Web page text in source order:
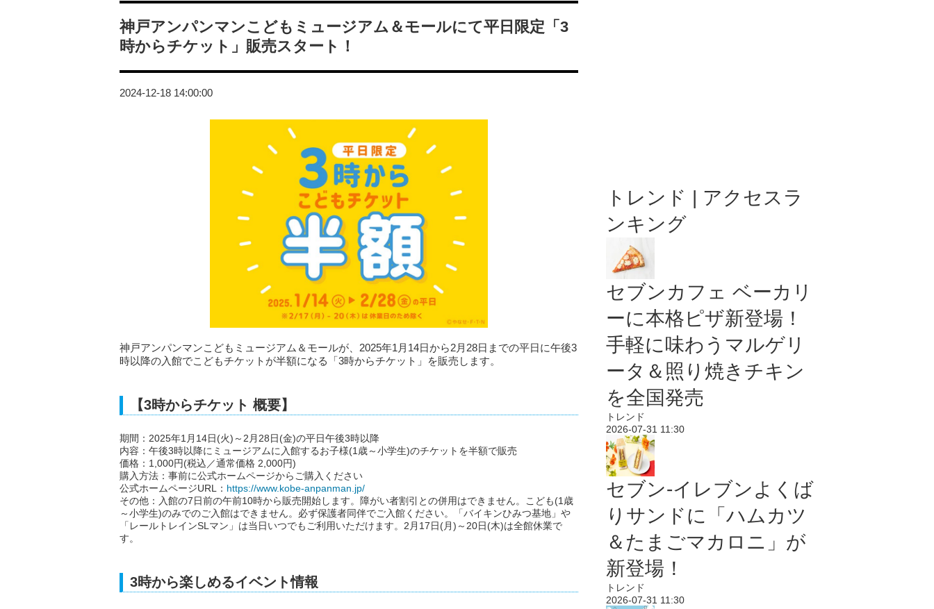
神戸アンパンマンこどもミュージアム＆モールにて平日限定「3
時からチケット」販売スタート！
2024-12-18 14:00:00
神戸アンパンマンこどもミュージアム＆モールが、2025年1月14日から2月28日までの平日に午後3
時以降の入館でこどもチケットが半額になる「3時からチケット」を販売します。
【3時からチケット 概要】
期間：2025年1月14日(火)～2月28日(金)の平日午後3時以降
内容：午後3時以降にミュージアムに入館するお子様(1歳～小学生)のチケットを半額で販売
価格：1,000円(税込／通常価格 2,000円)
購入方法：事前に公式ホームページからご購入ください
公式ホームページURL： https://www.kobe-anpanman.jp/
その他：入館の7日前の午前10時から販売開始します。障がい者割引との併用はできません。こども(1歳
～小学生)のみでのご入館はできません。必ず保護者同伴でご入館ください。「バイキンひみつ基地」や
「レールトレインSLマン」は当日いつでもご利用いただけます。2月17日(月)～20日(木)は全館休業で
す。
3時から楽しめるイベント情報
トレンド | アクセスラ
ンキング
セブンカフェ ベーカリ
ーに本格ピザ新登場！
手軽に味わうマルゲリ
ータ＆照り焼きチキン
を全国発売
トレンド
2026-07-31 11:30
セブン‐イレブンよくば
りサンドに「ハムカツ
＆たまごマカロニ」が
新登場！
トレンド
2026-07-31 11:30